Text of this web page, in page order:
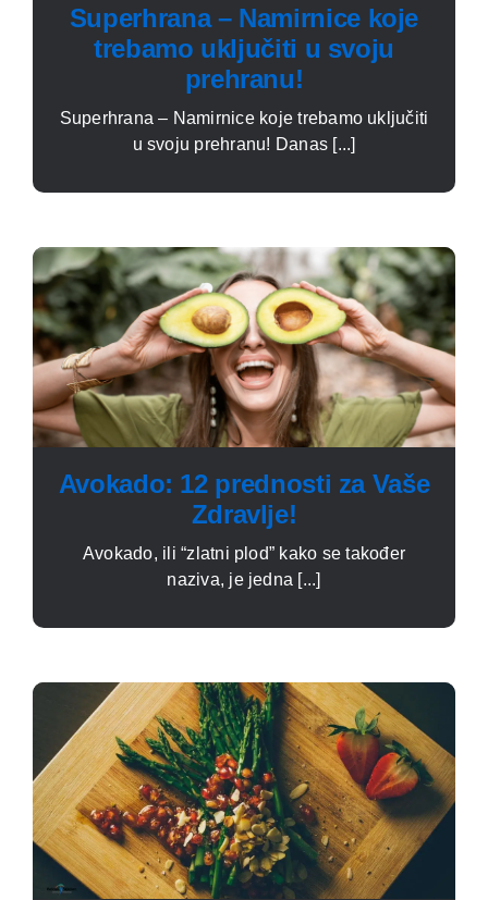
Superhrana – Namirnice koje
trebamo uključiti u svoju
prehranu!
Superhrana – Namirnice koje trebamo uključiti
u svoju prehranu! Danas [...]
Avokado: 12 prednosti za Vaše
Zdravlje!
Avokado, ili “zlatni plod” kako se također
naziva, je jedna [...]